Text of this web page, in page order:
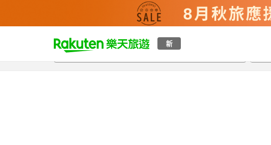
新
t
p
總覽客房與方案評語設施